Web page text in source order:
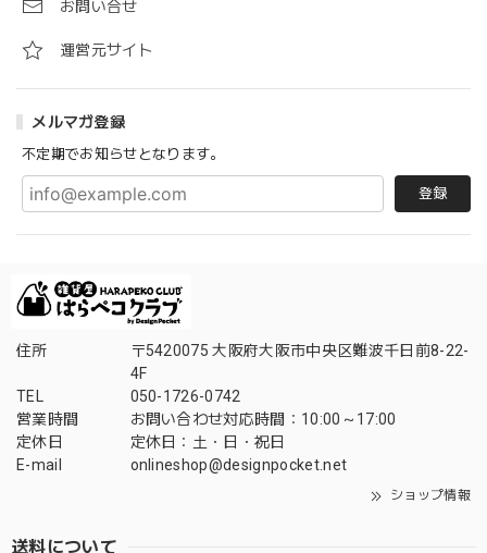
お問い合せ
運営元サイト
メルマガ登録
不定期でお知らせとなります。
登録
住所
〒5420075 大阪府大阪市中央区難波千日前8-22-
4F
TEL
050-1726-0742
営業時間
お問い合わせ対応時間：10:00～17:00
定休日
定休日：土・日・祝日
E-mail
onlineshop@designpocket.net
ショップ情報
送料について